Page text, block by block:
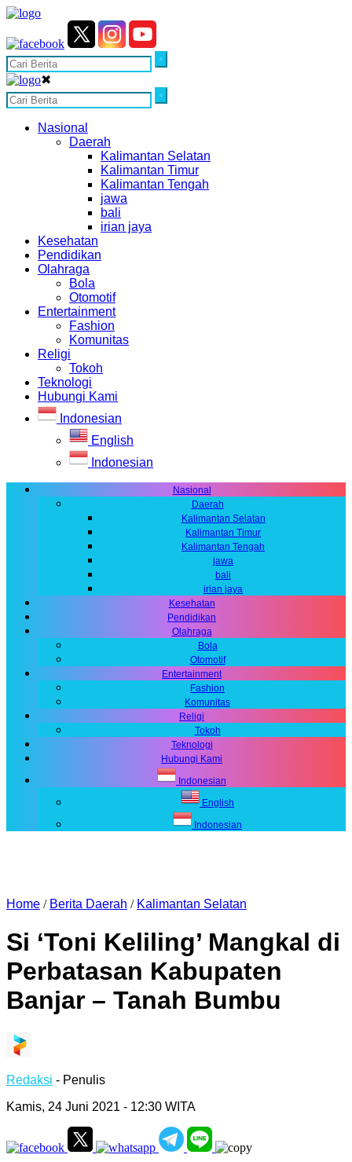
✖
Nasional
Daerah
Kalimantan Selatan
Kalimantan Timur
Kalimantan Tengah
jawa
bali
irian jaya
Kesehatan
Pendidikan
Olahraga
Bola
Otomotif
Entertainment
Fashion
Komunitas
Religi
Tokoh
Teknologi
Hubungi Kami
Indonesian
English
Indonesian
Nasional
Daerah
Kalimantan Selatan
Kalimantan Timur
Kalimantan Tengah
jawa
bali
irian jaya
Kesehatan
Pendidikan
Olahraga
Bola
Otomotif
Entertainment
Fashion
Komunitas
Religi
Tokoh
Teknologi
Hubungi Kami
Indonesian
English
Indonesian
Home / Berita Daerah / Kalimantan Selatan
Si ‘Toni Keliling’ Mangkal di
Perbatasan Kabupaten
Banjar – Tanah Bumbu
Redaksi - Penulis
Kamis, 24 Juni 2021 - 12:30 WITA